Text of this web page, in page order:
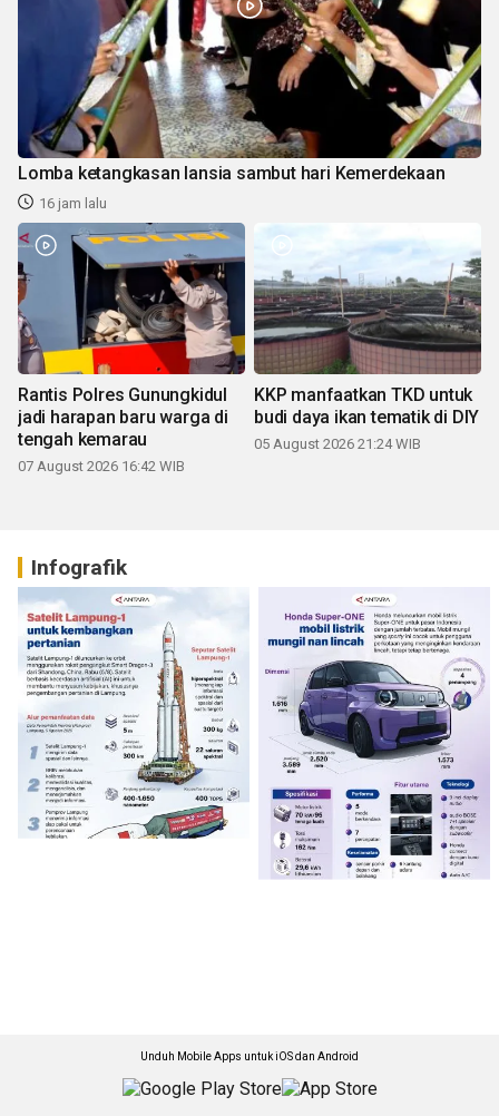
Lomba ketangkasan lansia sambut hari Kemerdekaan
16 jam lalu
Rantis Polres Gunungkidul
jadi harapan baru warga di
tengah kemarau
07 August 2026 16:42 WIB
KKP manfaatkan TKD untuk
budi daya ikan tematik di DIY
05 August 2026 21:24 WIB
Infografik
Unduh Mobile Apps untuk iOS dan Android